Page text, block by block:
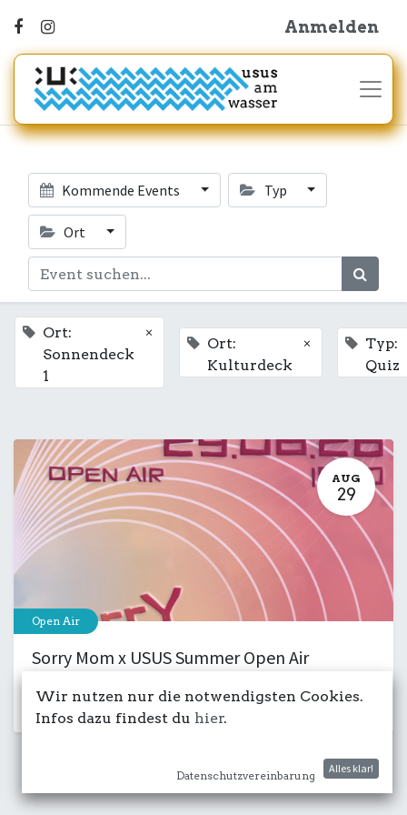
Anmelden
Kommende Events Typ
Ort
Ort:
Sonnendeck
1
×
Ort:
Kulturdeck
×
Typ:
Quiz
AUG
29
Open Air
Sorry Mom x USUS Summer Open Air
Kulturdeck Club Musik Party
Wir nutzen nur die notwendigsten Cookies.
Infos dazu findest du hier.
Datenschutzvereinbarung
Alles klar!